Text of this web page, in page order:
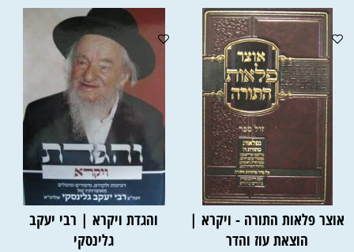
אוצר פלאות התורה - ויקרא |
הוצאת עוז והדר
והגדת ויקרא | רבי יעקב
גלינסקי